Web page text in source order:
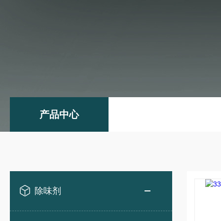
产品中心
除味剂